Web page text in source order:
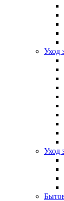
Уход
Уход